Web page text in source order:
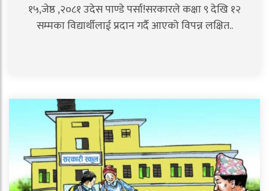
१५,जेष्ठ ,२०८१ उदेस पाण्डे पर्सा!सरकारले कक्षा ९ देखि १२
सम्मका विद्यार्थीलाई प्रदान गर्दै आएको विपन्न लक्षित..